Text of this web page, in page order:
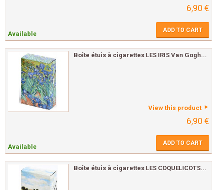
6,90 €
Available ADD TO CART
Boîte étuis à cigarettes LES IRIS Van Gogh...
View this product
6,90 €
Available ADD TO CART
Boîte étuis à cigarettes LES COQUELICOTS...